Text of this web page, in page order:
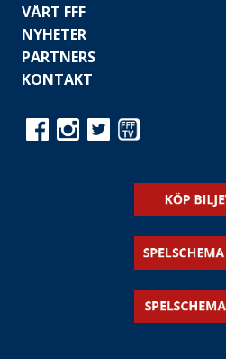
VÅRT FFF
NYHETER
PARTNERS
KONTAKT